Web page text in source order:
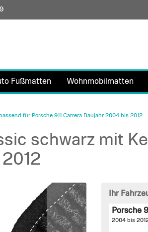
Direkt
zum
Fußmatten Wohnmobilmatten
für Porsche 911 Carrera Baujahr 2004 bis 2012
schwarz mit
Ihr
Porsche
2004 bis